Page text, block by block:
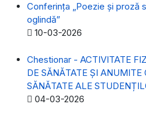
Conferința „Poezie și proză
oglindă”
Detalii
10-03-2026
Chestionar - ACTIVITATE
DE SĂNĂTATE ȘI ANUMITE
SĂNĂTATE ALE
Detalii
04-03-2026